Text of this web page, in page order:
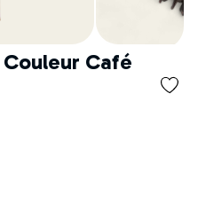
Café